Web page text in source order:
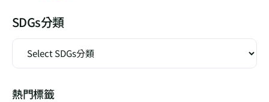
SDGs分類
熱門標籤